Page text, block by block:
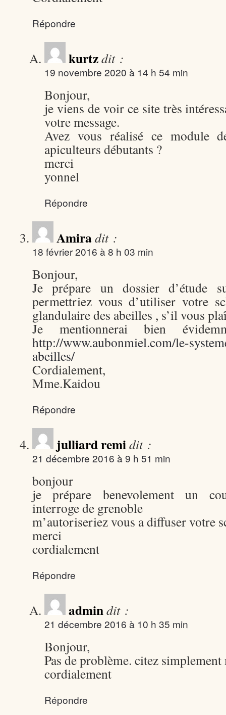
Répondre
kurtzdit :
19 novembre 2020 à 14 h 54 min
Bonjour,
je viens de voir ce site très
votre message.
Avez vous réalisé ce module
apiculteurs débutants ?
merci
yonnel
Répondre
Amiradit :
18 février 2016 à 8 h 03 min
Bonjour,
Je prépare un dossier d’étude
permettriez vous d’utiliser votre
glandulaire des abeilles , s’il vous
Je mentionnerai bien
http://www.aubonmiel.com/le-
abeilles/
Cordialement,
Mme.Kaidou
Répondre
julliard remidit :
21 décembre 2016 à 9 h 51 min
bonjour
je prépare benevolement un
interroge de grenoble
m’autoriseriez vous a diffuser votre
merci
cordialement
Répondre
admindit :
21 décembre 2016 à 10 h 35 min
Bonjour,
Pas de problème. citez simplement
cordialement
Répondre